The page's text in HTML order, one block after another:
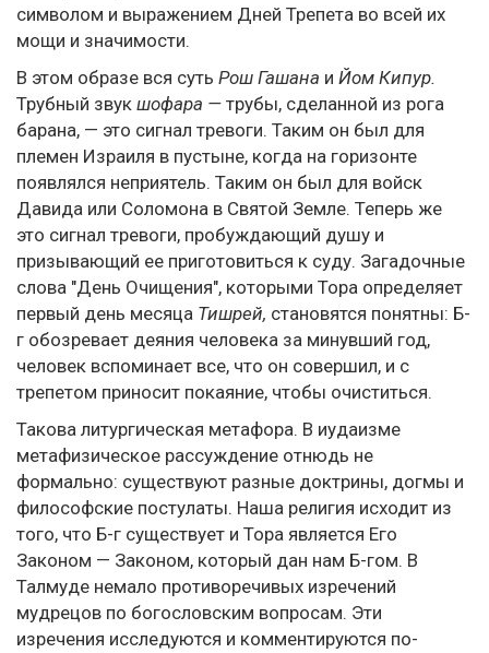
символом и выражением Дней Трепета во всей их
мощи и значимости.
В этом образе вся суть Рош Гашана и Йом Кипур.
Трубный звук шофара — трубы, сделанной из рога
барана, — это сигнал тревоги. Таким он был для
племен Израиля в пустыне, когда на горизонте
появлялся неприятель. Таким он был для войск
Давида или Соломона в Святой Земле. Теперь же
это сигнал тревоги, пробуждающий душу и
призывающий ее приготовиться к суду. Загадочные
слова "День Очищения", которыми Тора определяет
первый день месяца Тишрей, становятся понятны: Б-
г обозревает деяния человека за минувший год,
человек вспоминает все, что он совершил, и с
трепетом приносит покаяние, чтобы очиститься.
Такова литургическая метафора. В иудаизме
метафизическое рассуждение отнюдь не
формально: существуют разные доктрины, догмы и
философские постулаты. Наша религия исходит из
того, что Б-г существует и Тора является Его
Законом — Законом, который дан нам Б-гом. В
Талмуде немало противоречивых изречений
мудрецов по богословским вопросам. Эти
изречения исследуются и комментируются по-